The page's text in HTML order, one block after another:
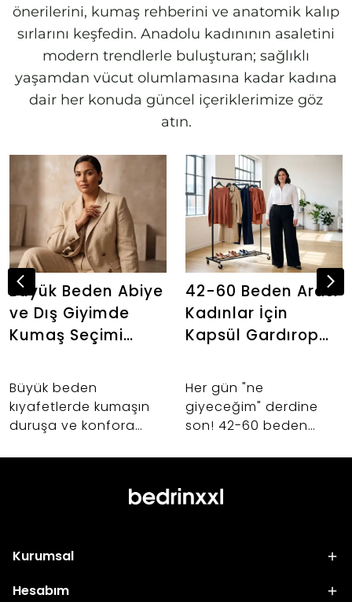
önerilerini, kumaş rehberini ve anatomik kalıp
sırlarını keşfedin. Anadolu kadınının asaletini
modern trendlerle buluşturan; sağlıklı
yaşamdan vücut olumlamasına kadar kadına
dair her konuda güncel içeriklerimize göz
atın.
Büyük Beden Abiye
ve Dış Giyimde
Kumaş Seçimi
Büyük beden
kıyafetlerde kumaşın
duruşa ve konfora
takım ve dış giyim
kurtaracak kumaş
42-60 Beden Arası
Kadınlar İçin
Kapsül Gardırop
Her gün "ne
giyeceğim" derdine
son! 42-60 beden
uyumlu, şık ve hayat
gardırop oluşturmanın
Kurumsal
Hesabım